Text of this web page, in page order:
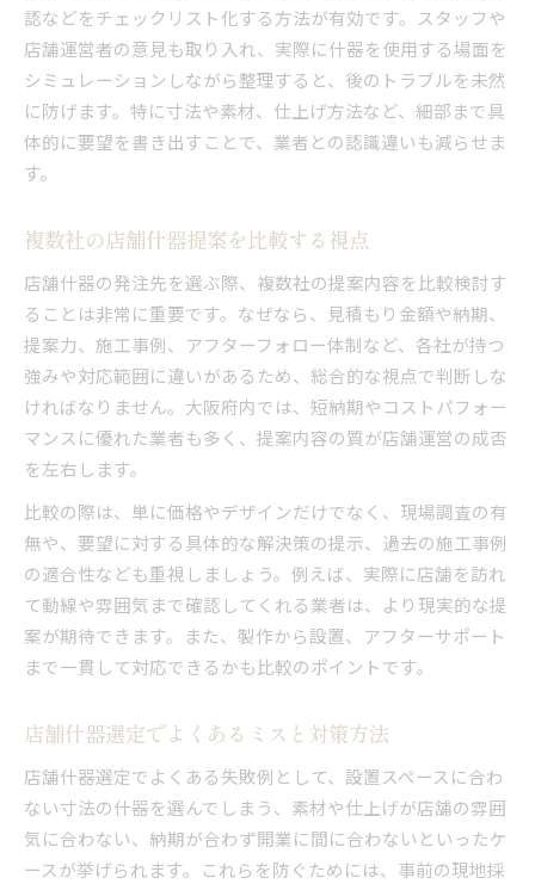
認などをチェックリスト化する方法が有効です。スタッフや
店舗運営者の意見も取り入れ、実際に什器を使用する場面を
シミュレーションしながら整理すると、後のトラブルを未然
に防げます。特に寸法や素材、仕上げ方法など、細部まで具
体的に要望を書き出すことで、業者との認識違いも減らせま
す。
複数社の店舗什器提案を比較する視点
店舗什器の発注先を選ぶ際、複数社の提案内容を比較検討す
ることは非常に重要です。なぜなら、見積もり金額や納期、
提案力、施工事例、アフターフォロー体制など、各社が持つ
強みや対応範囲に違いがあるため、総合的な視点で判断しな
ければなりません。大阪府内では、短納期やコストパフォー
マンスに優れた業者も多く、提案内容の質が店舗運営の成否
を左右します。
比較の際は、単に価格やデザインだけでなく、現場調査の有
無や、要望に対する具体的な解決策の提示、過去の施工事例
の適合性なども重視しましょう。例えば、実際に店舗を訪れ
て動線や雰囲気まで確認してくれる業者は、より現実的な提
案が期待できます。また、製作から設置、アフターサポート
まで一貫して対応できるかも比較のポイントです。
店舗什器選定でよくあるミスと対策方法
店舗什器選定でよくある失敗例として、設置スペースに合わ
ない寸法の什器を選んでしまう、素材や仕上げが店舗の雰囲
気に合わない、納期が合わず開業に間に合わないといったケ
ースが挙げられます。これらを防ぐためには、事前の現地採